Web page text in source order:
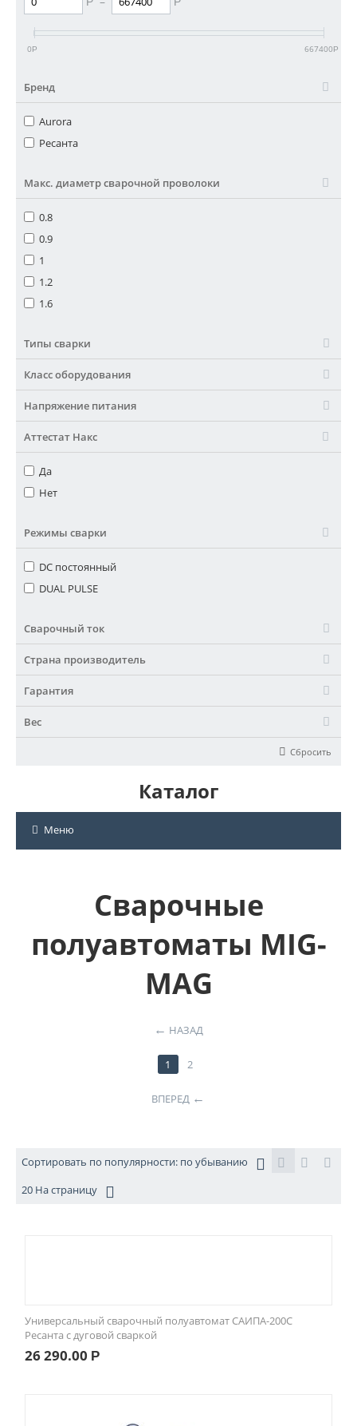
0Р 667400Р
Бренд
Aurora
Ресанта
Макс. диаметр сварочной проволоки
0.8
0.9
1
1.2
1.6
Типы сварки
Класс оборудования
Напряжение питания
Аттестат Накс
Да
Нет
Режимы сварки
DC постоянный
DUAL PULSE
Сварочный ток
Страна производитель
Гарантия
Вес
Сбросить
Каталог
Меню
Сварочные
полуавтоматы MIG-
MAG
НАЗАД
1 2
ВПЕРЕД
Сортировать по популярности: по убыванию
20 На страницу
Универсальный сварочный полуавтомат САИПА-200C
Ресанта с дуговой сваркой
26 290.00 Р